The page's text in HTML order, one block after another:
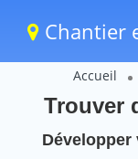
Chantier
Accueil
Trouver